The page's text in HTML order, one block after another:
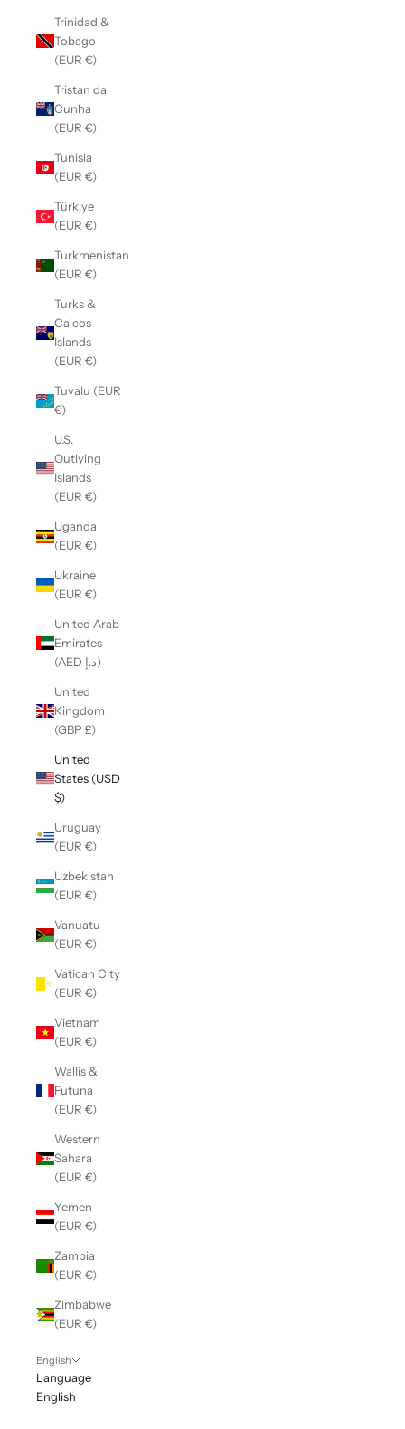
Trinidad &
Tobago
(EUR €)
Tristan da
Cunha
(EUR €)
Tunisia
(EUR €)
Türkiye
(EUR €)
Turkmenistan
(EUR €)
Turks &
Caicos
Islands
(EUR €)
Tuvalu (EUR
€)
U.S.
Outlying
Islands
(EUR €)
Uganda
(EUR €)
Ukraine
(EUR €)
United Arab
Emirates
(AED د.إ)
United
Kingdom
(GBP £)
United
States (USD
$)
Uruguay
(EUR €)
Uzbekistan
(EUR €)
Vanuatu
(EUR €)
Vatican City
(EUR €)
Vietnam
(EUR €)
Wallis &
Futuna
(EUR €)
Western
Sahara
(EUR €)
Yemen
(EUR €)
Zambia
(EUR €)
Zimbabwe
(EUR €)
English
Language
English